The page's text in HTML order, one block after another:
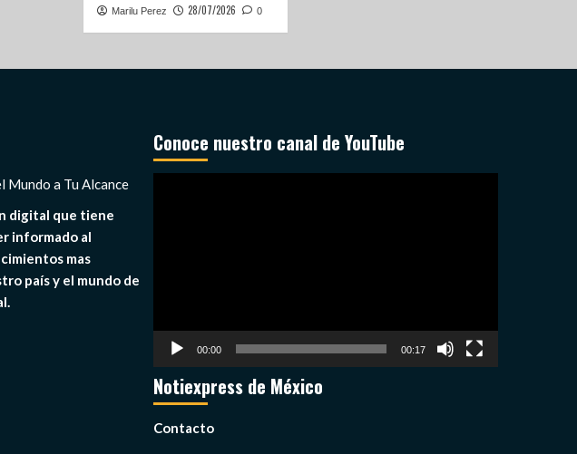
Marilu Perez 28/07/2026 0
Mundo a Tu Alcance
digital que tiene
informado al
mas
país y el mundo de
Conoce nuestro canal de YouTube
00:00 00:17
Notiexpress de México
Contacto